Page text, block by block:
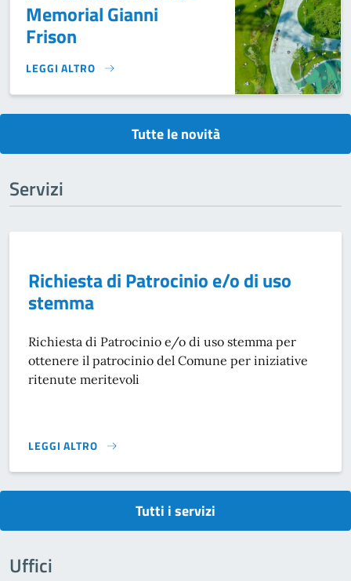
Memorial Gianni
Frison
LEGGI ALTRO
7° MARCIA DELL'ASINO - MEMORIAL GIANNI FRISON}
Tutte le novità
Servizi
Richiesta di Patrocinio e/o di uso
stemma
Richiesta di Patrocinio e/o di uso stemma per
ottenere il patrocinio del Comune per iniziative
ritenute meritevoli
LEGGI ALTRO
RICHIESTA DI PATROCINIO E/O DI USO STEMMA}
Tutti i servizi
Uffici